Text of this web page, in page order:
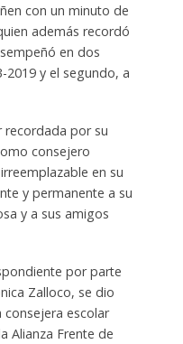
con un minuto de
además recordó
en dos
y el segundo, a
recordada por su
consejero
en su
y permanente a su
y a sus amigos
por parte
Zalloco, se dio
escolar
Alianza Frente de